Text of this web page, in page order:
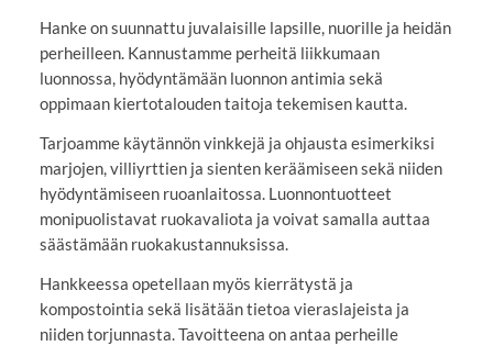
Hanke on suunnattu juvalaisille lapsille, nuorille ja heidän
perheilleen. Kannustamme perheitä liikkumaan
luonnossa, hyödyntämään luonnon antimia sekä
oppimaan kiertotalouden taitoja tekemisen kautta.
Tarjoamme käytännön vinkkejä ja ohjausta esimerkiksi
marjojen, villiyrttien ja sienten keräämiseen sekä niiden
hyödyntämiseen ruoanlaitossa. Luonnontuotteet
monipuolistavat ruokavaliota ja voivat samalla auttaa
säästämään ruokakustannuksissa.
Hankkeessa opetellaan myös kierrätystä ja
kompostointia sekä lisätään tietoa vieraslajeista ja
niiden torjunnasta. Tavoitteena on antaa perheille